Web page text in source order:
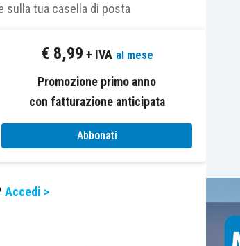
dal reddito leplusvalenzederivanti dalla
l’IRAP, con conseguente esclusione
dalla base imponibile IRAP.
sulla tua casella di posta
€ 8,99 + IVA al mese
Promozione primo anno
con fatturazione anticipata
Abbonati
Accedi >